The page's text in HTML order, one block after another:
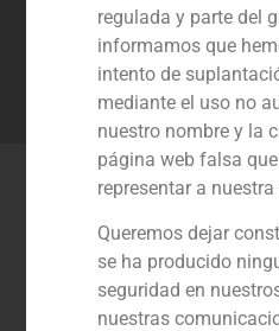
de expansión y
Contacto
Últimas
regulada y parte del
informamos que
intento de
mediante el uso no
nuestro nombre y la
página web falsa
representar a
Queremos dejar
se ha producido
seguridad en
nuestras